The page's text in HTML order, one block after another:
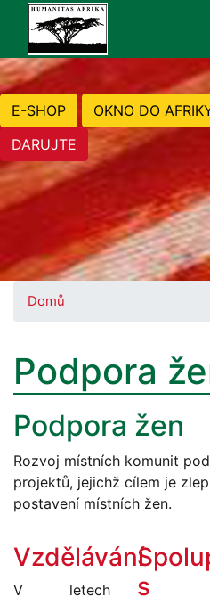
E-SHOP OKNO DO
DARUJTE
Domů
Podpora
Podpora žen
Rozvoj místních komunit
projektů, jejichž cílem je
postavení místních žen.
Vzdělávání
V letech
s